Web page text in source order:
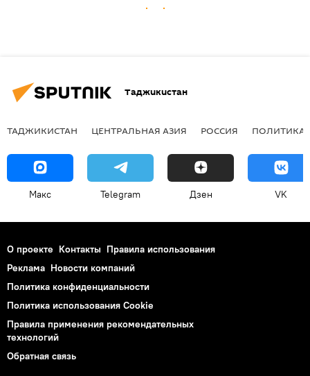
Таджикистан
ТАДЖИКИСТАН ЦЕНТРАЛЬНАЯ АЗИЯ РОССИЯ ПОЛИТИКА
Макс Telegram Дзен VK
О проекте Контакты Правила использования
Реклама Новости компаний
Политика конфиденциальности
Политика использования Cookie
Правила применения рекомендательных
технологий
Обратная связь